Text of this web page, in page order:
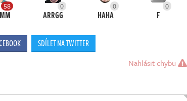
58 0
ARRGG
0
HAHA
0
F
SDÍLET NA TWITTER
Nahlásit chybu